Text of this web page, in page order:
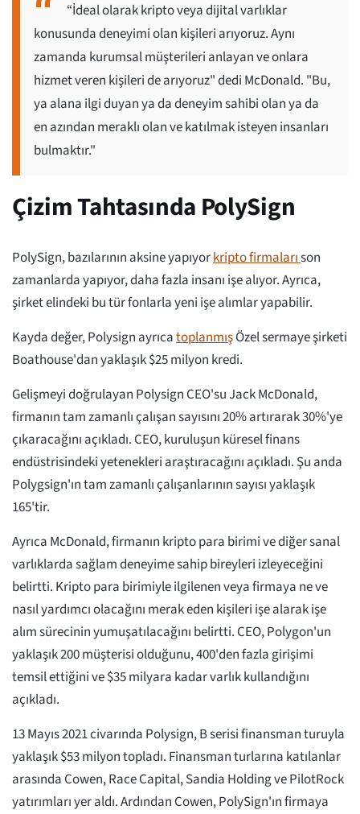
“İdeal olarak kripto veya dijital varlıklar
konusunda deneyimi olan kişileri arıyoruz. Aynı
zamanda kurumsal müşterileri anlayan ve onlara
hizmet veren kişileri de arıyoruz" dedi McDonald. "Bu,
ya alana ilgi duyan ya da deneyim sahibi olan ya da
en azından meraklı olan ve katılmak isteyen insanları
bulmaktır."
Çizim Tahtasında PolySign
PolySign, bazılarının aksine yapıyorkripto firmalarıson
zamanlarda yapıyor, daha fazla insanı işe alıyor. Ayrıca,
şirket elindeki bu tür fonlarla yeni işe alımlar yapabilir.
Kayda değer, Polysign ayrıcatoplanmışÖzel sermaye şirketi
Boathouse'dan yaklaşık $25 milyon kredi.
Gelişmeyi doğrulayan Polysign CEO'su Jack McDonald,
firmanın tam zamanlı çalışan sayısını 20% artırarak 30%'ye
çıkaracağını açıkladı. CEO, kuruluşun küresel finans
endüstrisindeki yetenekleri araştıracağını açıkladı. Şu anda
Polygsign'ın tam zamanlı çalışanlarının sayısı yaklaşık
165'tir.
Ayrıca McDonald, firmanın kripto para birimi ve diğer sanal
varlıklarda sağlam deneyime sahip bireyleri izleyeceğini
belirtti. Kripto para birimiyle ilgilenen veya firmaya ne ve
nasıl yardımcı olacağını merak eden kişileri işe alarak işe
alım sürecinin yumuşatılacağını belirtti. CEO, Polygon'un
yaklaşık 200 müşterisi olduğunu, 400'den fazla girişimi
temsil ettiğini ve $35 milyara kadar varlık kullandığını
açıkladı.
13 Mayıs 2021 civarında Polysign, B serisi finansman turuyla
yaklaşık $53 milyon topladı. Finansman turlarına katılanlar
arasında Cowen, Race Capital, Sandia Holding ve PilotRock
yatırımları yer aldı. Ardından Cowen, PolySign'ın firmaya